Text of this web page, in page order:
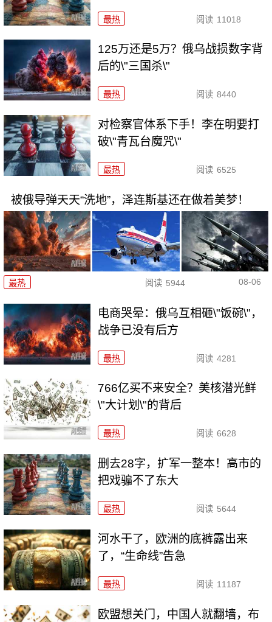
最热 阅读 11018
125万还是5万？俄乌战损数字背
后的\"三国杀\"
最热 阅读 8440
对检察官体系下手！李在明要打
破\"青瓦台魔咒\"
最热 阅读 6525
被俄导弹天天“洗地”，泽连斯基还在做着美梦！
最热 阅读 5944 08-06
电商哭晕：俄乌互相砸\"饭碗\"，
战争已没有后方
最热 阅读 4281
766亿买不来安全？美核潜光鲜
\"大计划\"的背后
最热 阅读 6628
删去28字，扩军一整本！高市的
把戏骗不了东大
最热 阅读 5644
河水干了，欧洲的底裤露出来
了，“生命线”告急
最热 阅读 11187
欧盟想关门，中国人就翻墙，布